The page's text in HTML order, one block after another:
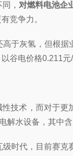
， 对燃料电池企
竞争力。
高于灰氢，但根据
谷电价格0.211
技术，而对于
解水设备，其中
时代，目前赛克